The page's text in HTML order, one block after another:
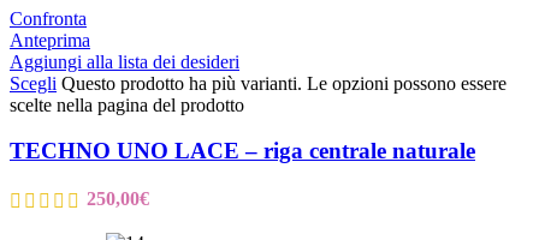
Confronta
Anteprima
Aggiungi alla lista dei desideri
Scegli Questo prodotto ha più varianti. Le opzioni possono essere
scelte nella pagina del prodotto
TECHNO UNO LACE – riga centrale naturale
250,00€